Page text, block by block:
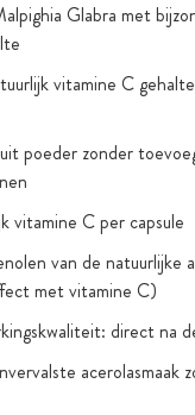
Glabra met
vitamine C
poeder zonder
vitamine C per capsule
van de natuurlijke
met vitamine C)
direct na
acerolasmaak